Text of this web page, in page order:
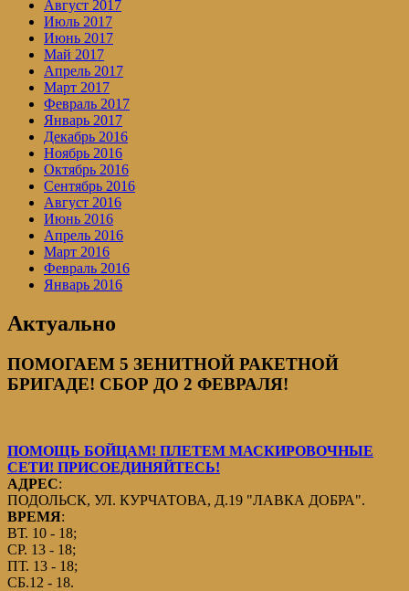
Август 2017
Июль 2017
Июнь 2017
Май 2017
Апрель 2017
Март 2017
Февраль 2017
Январь 2017
Декабрь 2016
Ноябрь 2016
Октябрь 2016
Сентябрь 2016
Август 2016
Июнь 2016
Апрель 2016
Март 2016
Февраль 2016
Январь 2016
Актуально
ПОМОГАЕМ 5 ЗЕНИТНОЙ РАКЕТНОЙ
БРИГАДЕ! СБОР ДО 2 ФЕВРАЛЯ!
ПОМОЩЬ БОЙЦАМ! ПЛЕТЕМ МАСКИРОВОЧНЫЕ
СЕТИ! ПРИСОЕДИНЯЙТЕСЬ!
АДРЕС:
ПОДОЛЬСК, УЛ. КУРЧАТОВА, Д.19 "ЛАВКА ДОБРА".
ВРЕМЯ:
ВТ. 10 - 18;
СР. 13 - 18;
ПТ. 13 - 18;
СБ.12 - 18.